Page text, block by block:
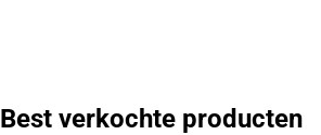
Best verkochte producten